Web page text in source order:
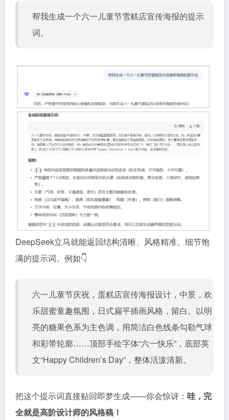
帮我生成一个六一儿童节雪糕店宣传海报的提示
词。
DeepSeek立马就能返回结构清晰、风格精准、细节饱
满的提示词。例如👇
六一儿童节庆祝，蛋糕店宣传海报设计，中景，欢
乐甜蜜童趣氛围，日式扁平插画风格，留白。以明
亮的糖果色系为主色调，用简洁白色线条勾勒气球
和彩带轮廓……顶部手绘字体“六一快乐”，底部英
文“Happy Children’s Day”，整体活泼清新。
把这个提示词直接贴回即梦生成——你会惊讶： 哇，完
全就是高阶设计师的风格稿！